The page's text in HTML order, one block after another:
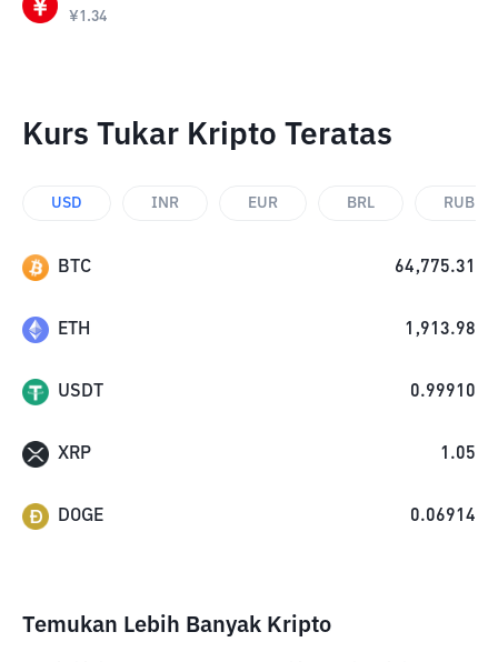
¥1.34
Kurs Tukar Kripto Teratas
USD INR EUR BRL RUB
BTC 64,775.31
ETH 1,913.98
USDT 0.99910
XRP 1.05
DOGE 0.06914
Temukan Lebih Banyak Kripto